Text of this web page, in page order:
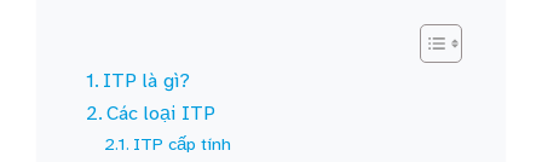
ITP là gì?
Các loại ITP
ITP cấp tính